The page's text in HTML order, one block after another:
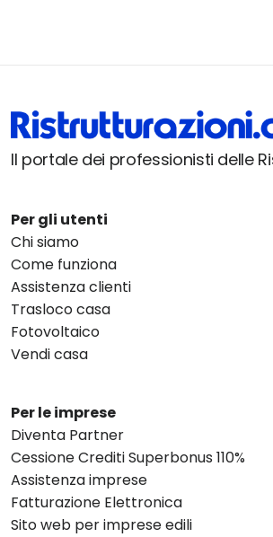
Il portale dei professionisti delle
Per gli utenti
Chi siamo
Come funziona
Assistenza clienti
Trasloco casa
Fotovoltaico
Vendi casa
Per le imprese
Diventa Partner
Cessione Crediti Superbonus 110%
Assistenza imprese
Fatturazione Elettronica
Sito web per imprese edili